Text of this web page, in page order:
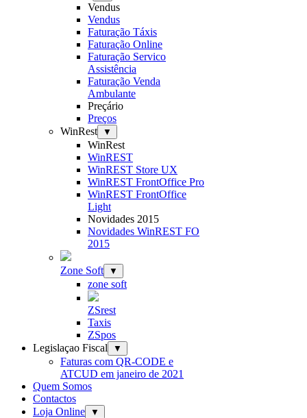
Vendus
Vendus
Faturação Táxis
Faturação Online
Faturação Servico
Assistência
Faturação Venda
Ambulante
Preçário
Preços
WinRest
▼
WinRest
WinREST
WinREST Store UX
WinREST FrontOffice Pro
WinREST FrontOffice
Light
Novidades 2015
Novidades WinREST FO
2015
Zone Soft ▼
zone soft
ZSrest
Taxis
ZSpos
Legislaçao Fiscal
▼
Faturas com QR-CODE e
ATCUD em janeiro de 2021
Quem Somos
Contactos
Loja Online
▼